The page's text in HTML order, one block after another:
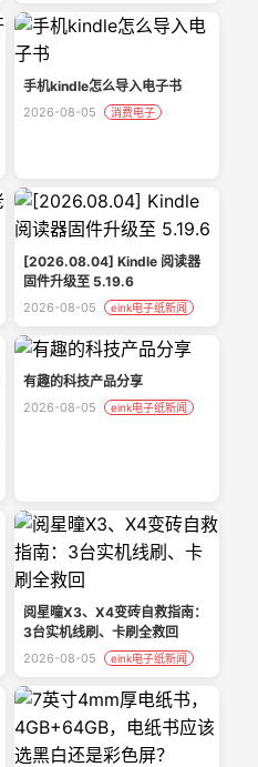
手机kindle怎么导入电子书
2026-08-05 消费电子
[2026.08.04] Kindle 阅读器
固件升级至 5.19.6
2026-08-05 eink电子纸新闻
有趣的科技产品分享
2026-08-05 eink电子纸新闻
阅星曈X3、X4变砖自救指南：
3台实机线刷、卡刷全救回
2026-08-05 eink电子纸新闻